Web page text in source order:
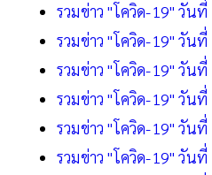
รวมข่าว "โควิด-19" วันที่
รวมข่าว "โควิด-19" วันที่
รวมข่าว "โควิด-19" วันที่
รวมข่าว "โควิด-19" วันที่
รวมข่าว "โควิด-19" วันที่
รวมข่าว "โควิด-19" วันที่